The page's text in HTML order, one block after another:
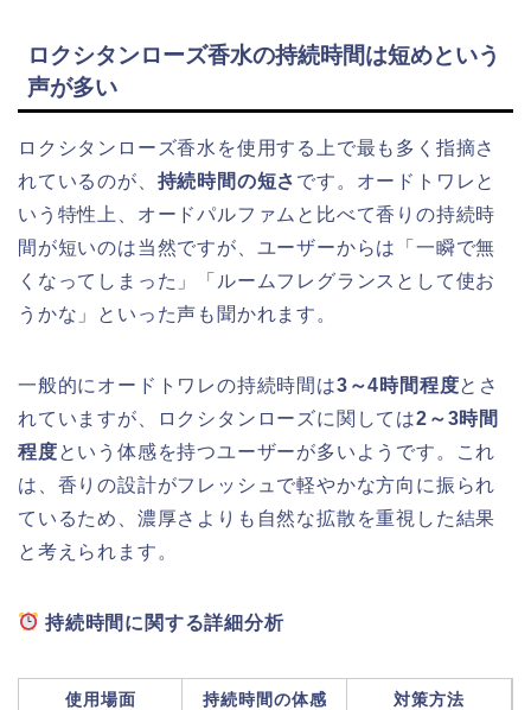
ロクシタンローズ香水の持続時間は短めという
声が多い
ロクシタンローズ香水を使用する上で最も多く指摘さ
れているのが、 持続時間の短さ です。オードトワレと
いう特性上、オードパルファムと比べて香りの持続時
間が短いのは当然ですが、ユーザーからは「一瞬で無
くなってしまった」「ルームフレグランスとして使お
うかな」といった声も聞かれます。
一般的にオードトワレの持続時間は3～4時間程度とさ
れていますが、ロクシタンローズに関しては2～3時間
程度という体感を持つユーザーが多いようです。これ
は、香りの設計がフレッシュで軽やかな方向に振られ
ているため、濃厚さよりも自然な拡散を重視した結果
と考えられます。
持続時間に関する詳細分析
使用場面 持続時間の体感 対策方法